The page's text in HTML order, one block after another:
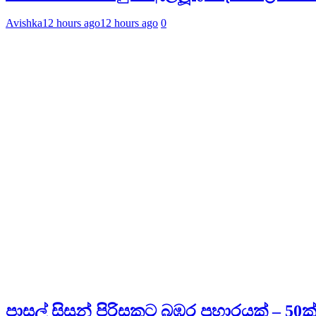
Avishka12 hours ago12 hours ago 0
පාසල් සිසුන් පිරිසකට බඹර ප්‍රහාරයක් –